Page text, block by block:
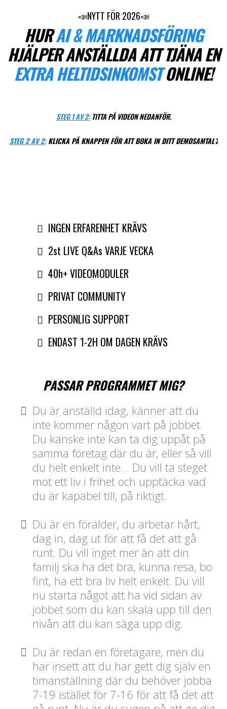
📣NYTT FÖR 2026📣
HURAI & MARKNADSFÖRING
HJÄLPERANSTÄLLDA ATT TJÄNA EN
EXTRA HELTIDSINKOMSTONLINE!
STEG 1 AV 2: TITTA PÅ VIDEON NEDANFÖR.
STEG 2 AV 2: KLICKA PÅ KNAPPEN FÖR ATT BOKA IN DITT DEMOSAMTAL⤵️
INGEN ERFARENHET KRÄVS
2st LIVE Q&As VARJE VECKA
40h+ VIDEOMODULER
PRIVAT COMMUNITY
PERSONLIG SUPPORT
ENDAST 1-2H OM DAGEN KRÄVS
PASSAR PROGRAMMET MIG?
Du är anställd idag, känner att du
inte kommer någon vart på jobbet.
Du kanske inte kan ta dig uppåt på
samma företag där du är, eller så vill
du helt enkelt inte… Du vill ta steget
mot ett liv i frihet och upptäcka vad
du är kapabel till, på riktigt.
Du är en förälder, du arbetar hårt,
dag in, dag ut för att få det att gå
runt. Du vill inget mer än att din
familj ska ha det bra, kunna resa, bo
fint, ha ett bra liv helt enkelt. Du vill
nu starta något att ha vid sidan av
jobbet som du kan skala upp till den
nivån att du kan säga upp dig.
Du är redan en företagare, men du
har insett att du har gett dig själv en
timanställning där du behöver jobba
7-19 istället för 7-16 för att få det att